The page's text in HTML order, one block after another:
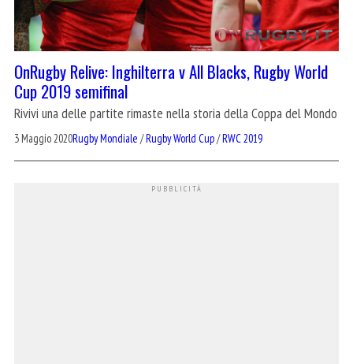
OnRugby Relive: Inghilterra v All Blacks, Rugby World
Cup 2019 semifinal
Rivivi una delle partite rimaste nella storia della Coppa del Mondo
3 Maggio 2020Rugby Mondiale /Rugby World Cup/RWC 2019